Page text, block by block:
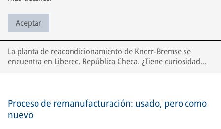
Aceptar
La planta de reacondicionamiento de Knorr-Bremse se
encuentra en Liberec, República Checa. ¿Tiene curiosidad
Proceso de remanufacturación: usado, pero como
nuevo